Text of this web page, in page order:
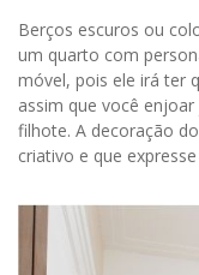
Berços escuros ou
um quarto com
móvel, pois ele irá ter
assim que você
filhote. A decoração
criativo e que